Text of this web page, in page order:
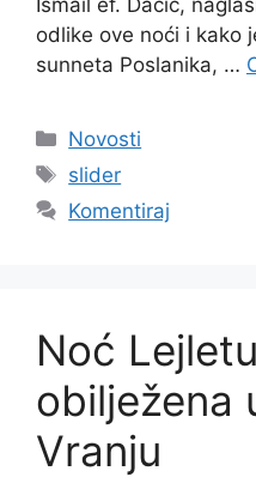
odlike ove noći i kako
sunneta Poslanika, …
Kategorije
Novosti
Oznake
slider
Komentiraj
Noć
obilježena
Vranju